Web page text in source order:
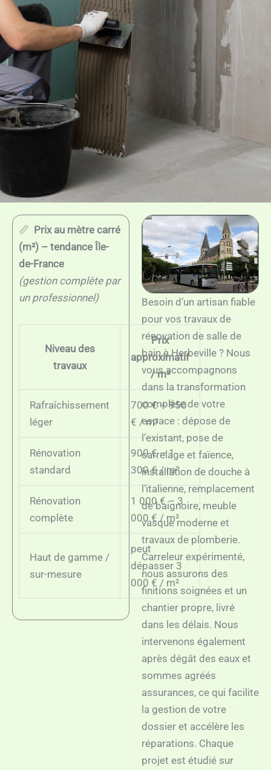
📏 Prix au mètre carré
(m²) – tendance Île-
de-France
(gestion complète par
un professionnel)
Niveau des
travaux
Prix
approximatif
/ m²
Rafraîchissement
léger
700 € – 950
€ / m²
Rénovation
standard
900 € – 1
300 € / m²
Rénovation
complète
1 000 € – 3
000 € / m²
Haut de gamme /
sur-mesure
peut
dépasser 3
000 € / m²
Besoin d’un artisan fiable
pour vos travaux de
rénovation de salle de
bain à Herbeville ? Nous
vous accompagnons
dans la transformation
complète de votre
espace : dépose de
l’existant, pose de
carrelage et faïence,
installation de douche à
l’italienne, remplacement
de baignoire, meuble
vasque moderne et
travaux de plomberie.
Carreleur expérimenté,
nous assurons des
finitions soignées et un
chantier propre, livré
dans les délais. Nous
intervenons également
après dégât des eaux et
sommes agréés
assurances, ce qui facilite
la gestion de votre
dossier et accélère les
réparations. Chaque
projet est étudié sur